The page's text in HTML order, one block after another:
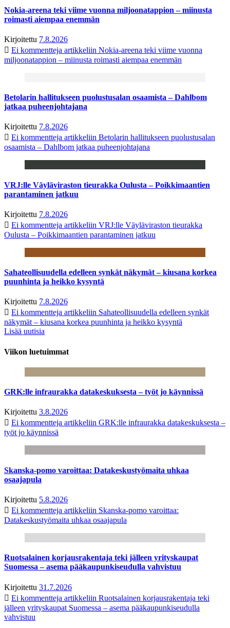
Nokia-areena teki viime vuonna miljoonatappion – miinusta
roimasti aiempaa enemmän
Kirjoitettu 7.8.2026
Ei kommentteja artikkeliin Nokia-areena teki viime vuonna
miljoonatappion – miinusta roimasti aiempaa enemmän
Betolarin hallitukseen puolustusalan osaamista – Dahlbom
jatkaa puheenjohtajana
Kirjoitettu 7.8.2026
Ei kommentteja artikkeliin Betolarin hallitukseen puolustusalan
osaamista – Dahlbom jatkaa puheenjohtajana
VRJ:lle Väyläviraston tieurakka Oulusta – Poikkimaantien
parantaminen jatkuu
Kirjoitettu 7.8.2026
Ei kommentteja artikkeliin VRJ:lle Väyläviraston tieurakka
Oulusta – Poikkimaantien parantaminen jatkuu
Sahateollisuudella edelleen synkät näkymät – kiusana korkea
puunhinta ja heikko kysyntä
Kirjoitettu 7.8.2026
Ei kommentteja artikkeliin Sahateollisuudella edelleen synkät
näkymät – kiusana korkea puunhinta ja heikko kysyntä
Lisää uutisia
Viikon luetuimmat
GRK:lle infraurakka datakeskuksesta – työt jo käynnissä
Kirjoitettu 3.8.2026
Ei kommentteja artikkeliin GRK:lle infraurakka datakeskuksesta –
työt jo käynnissä
Skanska-pomo varoittaa: Datakeskustyömaita uhkaa
osaajapula
Kirjoitettu 5.8.2026
Ei kommentteja artikkeliin Skanska-pomo varoittaa:
Datakeskustyömaita uhkaa osaajapula
Ruotsalainen korjausrakentaja teki jälleen yrityskaupat
Suomessa – asema pääkaupunkiseudulla vahvistuu
Kirjoitettu 31.7.2026
Ei kommentteja artikkeliin Ruotsalainen korjausrakentaja teki
jälleen yrityskaupat Suomessa – asema pääkaupunkiseudulla
vahvistuu